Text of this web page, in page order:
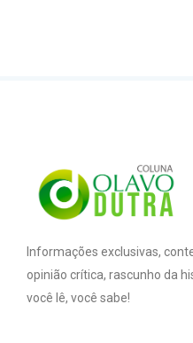
Informações exclusivas,
opinião crítica, rascunho da
você lê, você sabe!